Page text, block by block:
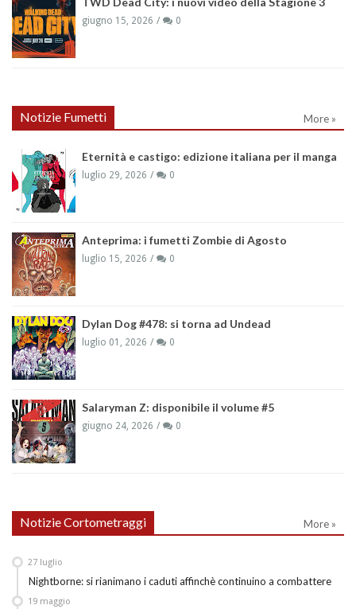
giugno 15, 2026 0
Notizie Fumetti More »
Eternità e castigo: edizione italiana per il manga
luglio 29, 2026 0
Anteprima: i fumetti Zombie di Agosto
luglio 15, 2026 0
Dylan Dog #478: si torna ad Undead
luglio 01, 2026 0
Salaryman Z: disponibile il volume #5
giugno 24, 2026 0
Notizie Cortometraggi More »
Nightborne: si rianimano i caduti affinchè continuino a combattere
27 luglio
19 maggio